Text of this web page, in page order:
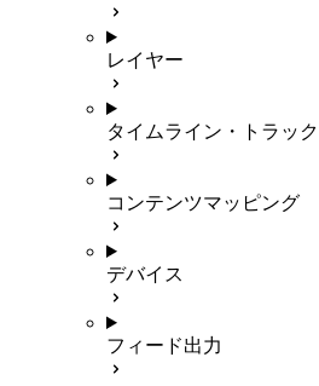
レイヤー
タイムライン・トラッ
コンテンツマッピング
デバイス
フィード出力